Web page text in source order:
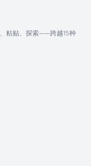
粘贴、探索——跨越15种